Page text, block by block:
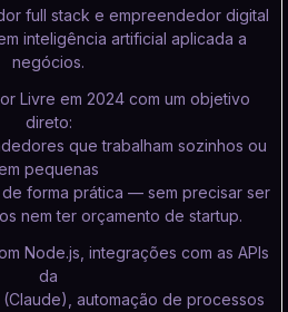
full stack e empreendedor digital
inteligência artificial aplicada a
negócios.
Livre em 2024 com um objetivo
direto:
que trabalham sozinhos ou
pequenas
forma prática — sem precisar ser
nem ter orçamento de startup.
Node.js, integrações com as APIs
da
automação de processos